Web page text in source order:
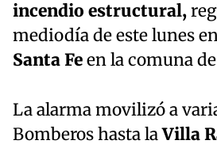
incendio estructural,
mediodía de este lunes
SantaFeen la comuna de
La alarma movilizó a
Bomberos hasta laVilla